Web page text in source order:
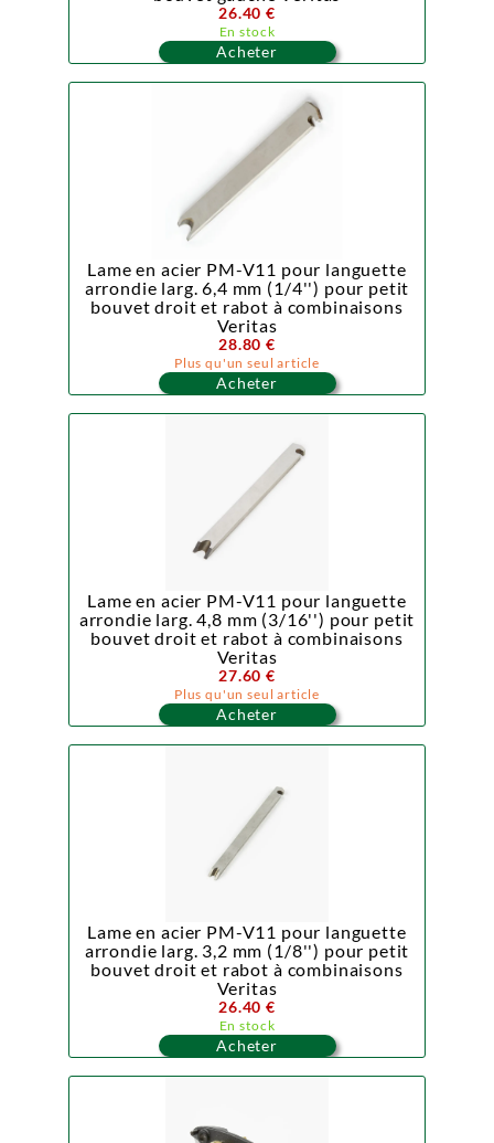
26.40 €
En stock
Acheter
Lame en acier PM-V11 pour languette
arrondie larg. 6,4 mm (1/4'') pour petit
bouvet droit et rabot à combinaisons
Veritas
28.80 €
Plus qu'un seul article
Acheter
Lame en acier PM-V11 pour languette
arrondie larg. 4,8 mm (3/16'') pour petit
bouvet droit et rabot à combinaisons
Veritas
27.60 €
Plus qu'un seul article
Acheter
Lame en acier PM-V11 pour languette
arrondie larg. 3,2 mm (1/8'') pour petit
bouvet droit et rabot à combinaisons
Veritas
26.40 €
En stock
Acheter